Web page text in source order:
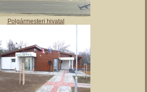
Polgármesteri hivatal